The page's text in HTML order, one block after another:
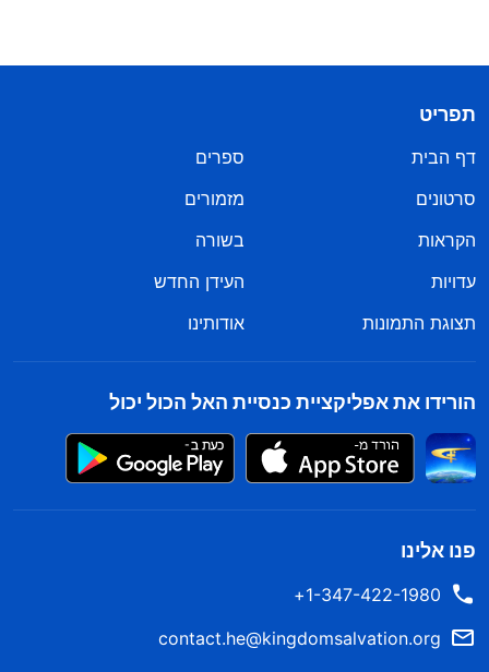
תפריט
דף הבית
ספרים
סרטונים
מזמורים
הקראות
בשורה
עדויות
העידן החדש
תצוגת התמונות
אודותינו
הורידו את אפליקציית כנסיית האל הכול יכול
פנו אלינו
1-347-422-1980+
contact.he@kingdomsalvation.org